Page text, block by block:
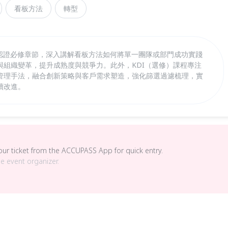
看板方法 轉型
必修章節，深入講解看板方法如何將單一團隊或部門成功實踐
織變革，提升成熟度與競爭力。此外，KDI（選修）課程專注
手法，融合創新策略與客戶需求塑造，強化篩選過濾梳理，實
進。
ticket from the ACCUPASS App for quick entry.
event organizer.